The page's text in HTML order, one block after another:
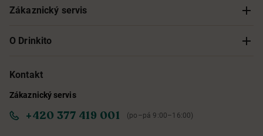
Zákaznický servis
Sledování objednávky
Obchodní podmínky
O Drinkito
O nás
Informace o přístupnosti služby
Kontakt
Zákaznický servis
+420 377 419 001 (po–pá 9:00–16:00)